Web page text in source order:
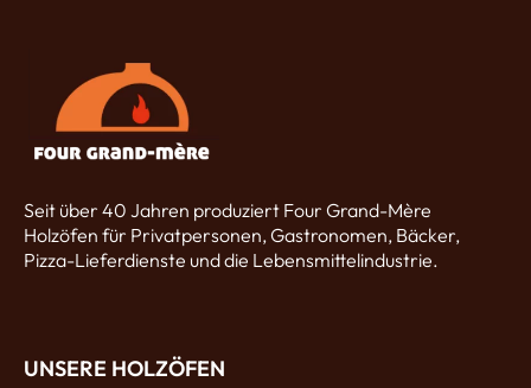
Seit über 40 Jahren produziert Four Grand-Mère
Holzöfen für Privatpersonen, Gastronomen, Bäcker,
Pizza-Lieferdienste und die Lebensmittelindustrie.
UNSERE HOLZÖFEN